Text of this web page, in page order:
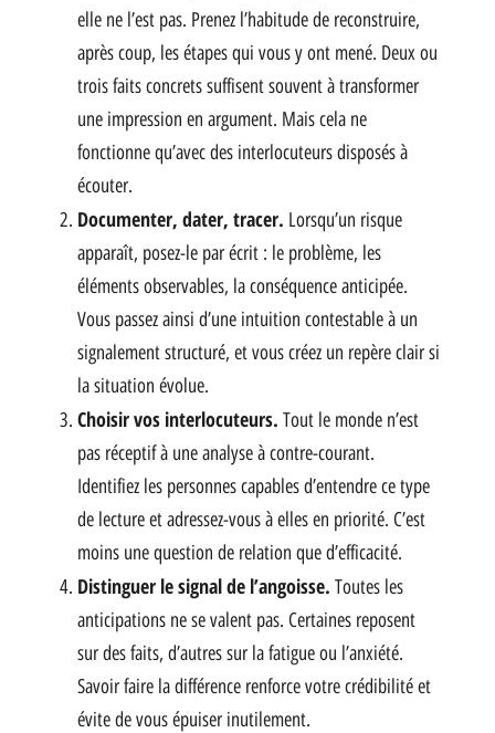
elle ne l’est pas. Prenez l’habitude de reconstruire,
après coup, les étapes qui vous y ont mené. Deux ou
trois faits concrets suffisent souvent à transformer
une impression en argument. Mais cela ne
fonctionne qu’avec des interlocuteurs disposés à
écouter.
Documenter, dater, tracer. Lorsqu’un risque
apparaît, posez-le par écrit : le problème, les
éléments observables, la conséquence anticipée.
Vous passez ainsi d’une intuition contestable à un
signalement structuré, et vous créez un repère clair si
la situation évolue.
Choisir vos interlocuteurs. Tout le monde n’est
pas réceptif à une analyse à contre-courant.
Identifiez les personnes capables d’entendre ce type
de lecture et adressez-vous à elles en priorité. C’est
moins une question de relation que d’efficacité.
Distinguer le signal de l’angoisse. Toutes les
anticipations ne se valent pas. Certaines reposent
sur des faits, d’autres sur la fatigue ou l’anxiété.
Savoir faire la différence renforce votre crédibilité et
évite de vous épuiser inutilement.